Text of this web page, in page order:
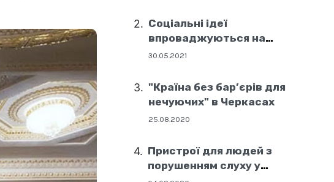
Соціальні ідеї
впроваджуються на
державному рівні
30.05.2021
"Країна без бар’єрів для
нечуючих" в Черкасах
25.08.2020
Пристрої для людей з
порушенням слуху у